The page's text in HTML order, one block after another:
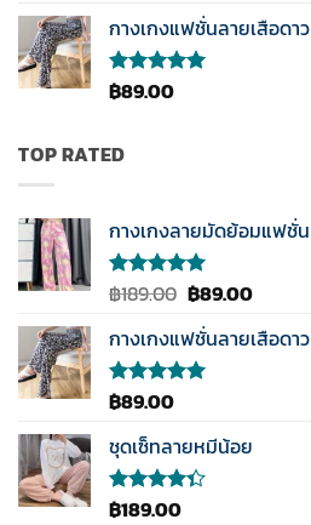
4.00
ตั้งแต่ 1-
5
คะแนน
กางเกงแฟชั่นลายเสือดาว
ให้คะแนน
คะแนน
฿89.00
TOP RATED
กางเกงลายมัดย้อมแฟชั่น
ให้คะแนน
คะแนน
฿189.00 Original
was:
฿189.00.
฿89.00Current
is:
กางเกงแฟชั่นลายเสือดาว
ให้คะแนน
คะแนน
฿89.00
ชุดเซ็ทลายหมีน้อย
ให้
฿189.00